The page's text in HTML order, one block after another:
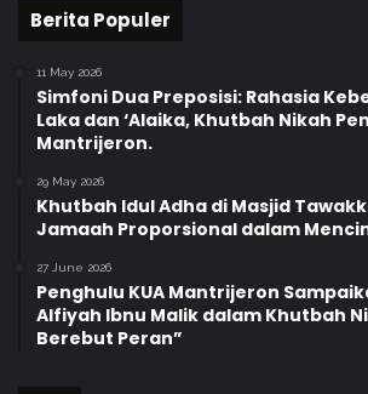
Berita Populer
11 May 2026
Simfoni Dua Preposisi: Rahasia
Laka dan ‘Alaika, Khutbah Nikah
Mantrijeron.
29 May 2026
Khutbah Idul Adha di Masjid
Jamaah Proporsional dalam
27 June 2026
Penghulu KUA Mantrijeron
Alfiyah Ibnu Malik dalam Khutbah
Berebut Peran”